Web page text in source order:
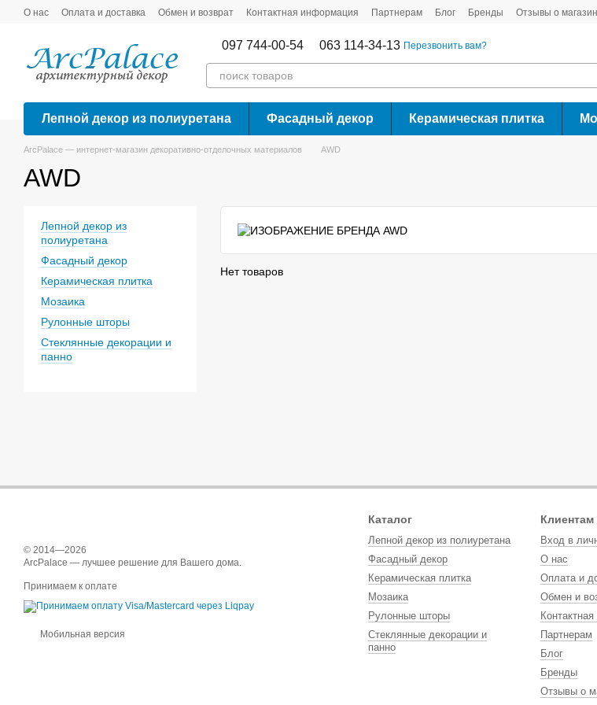
Перейти к основному контенту
О нас Оплата и доставка Обмен и возврат Контактная информация Партнерам Блог Бренды Отзывы о
097 744-00-54 063 114-34-13 Перезвонить вам?
Лепной декор из полиуретана Фасадный декор Керамическая плитка
ArcPalace — интернет-магазин декоративно-отделочных материалов AWD
AWD
Нет товаров
Лепной декор из
полиуретана
Фасадный декор
Керамическая плитка
Мозаика
Рулонные шторы
Стеклянные декорации и
панно
© 2014—2026
ArcPalace — лучшее решение для Вашего дома.
Принимаем к оплате
Мобильная версия
Каталог
Лепной декор из полиуретана
Фасадный декор
Керамическая плитка
Мозаика
Рулонные шторы
Стеклянные декорации и
панно
Клиентам
Вход в
О нас
Оплата и
Обмен и
Партнерам
Блог
Бренды
Отзывы о